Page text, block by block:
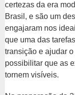
certezas da era
Brasil, e são um
engajaram nos
que uma das
transição e ajudar
possibilitar que as
tornem visíveis.